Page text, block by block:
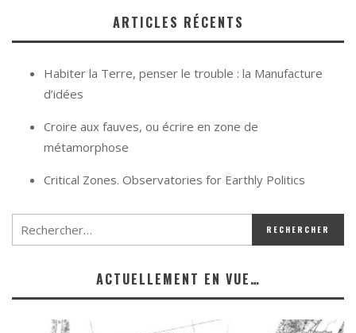
ARTICLES RÉCENTS
Habiter la Terre, penser le trouble : la Manufacture
d’idées
Croire aux fauves, ou écrire en zone de
métamorphose
Critical Zones. Observatories for Earthly Politics
ACTUELLEMENT EN VUE…